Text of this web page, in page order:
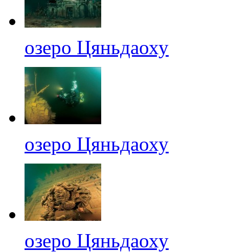
озеро Цяньдаоху
озеро Цяньдаоху
озеро Цяньдаоху